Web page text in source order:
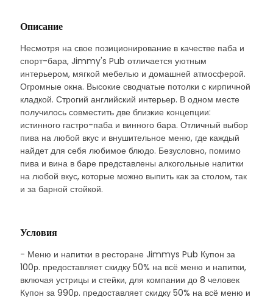
Описание
Несмотря на свое позиционирование в качестве паба и
спорт-бара, Jimmy's Pub отличается уютным
интерьером, мягкой мебелью и домашней атмосферой.
Огромные окна. Высокие сводчатые потолки с кирпичной
кладкой. Строгий английский интерьер. В одном месте
получилось совместить две близкие концепции:
истинного гастро-паба и винного бара. Отличный выбор
пива на любой вкус и внушительное меню, где каждый
найдет для себя любимое блюдо. Безусловно, помимо
пива и вина в баре представлены алкогольные напитки
на любой вкус, которые можно выпить как за столом, так
и за барной стойкой.
Условия
- Меню и напитки в ресторане Jimmys Pub Купон за
100р. предоставляет скидку 50% на всё меню и напитки,
включая устрицы и стейки, для компании до 8 человек
Купон за 990р. предоставляет скидку 50% на всё меню и